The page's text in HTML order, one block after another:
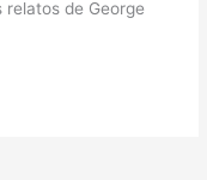
de George